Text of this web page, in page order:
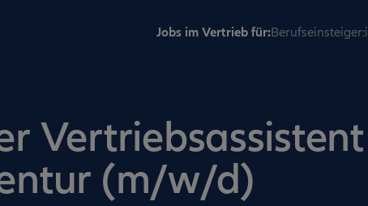
Jobs im Vertrieb für:
(m/w/d)